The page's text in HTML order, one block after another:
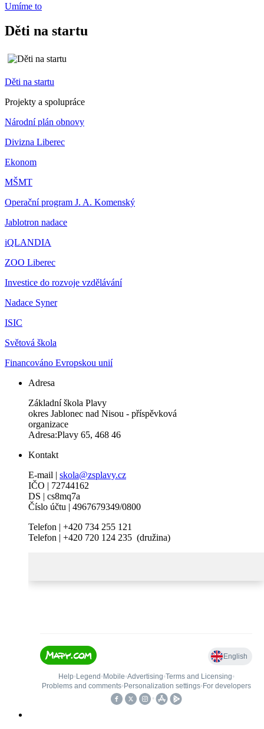
Umíme to
Děti na startu
Děti na startu
Projekty a spolupráce
Národní plán obnovy
Divizna Liberec
Ekonom
MŠMT
Operační program J. A. Komenský
Jablotron nadace
iQLANDIA
ZOO Liberec
Investice do rozvoje vzdělávání
Nadace Syner
ISIC
Světová škola
Financováno Evropskou unií
Adresa
Základní škola Plavy
okres Jablonec nad Nisou - příspěvková
organizace
Adresa:Plavy 65, 468 46
Kontakt
E-mail | skola@zsplavy.cz
IČO | 72744162
DS | cs8mq7a
Číslo účtu | 4967679349/0800
Telefon | +420 734 255 121
Telefon | +420 720 124 235 (družina)